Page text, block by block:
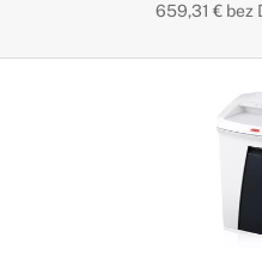
659,31 € bez